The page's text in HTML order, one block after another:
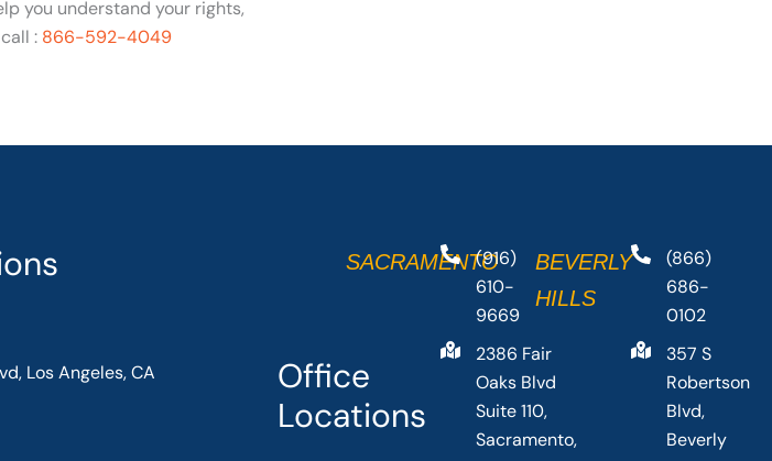
you understand your rights,
: 866-592-4049
Los Angeles, CA
Office
Locations
SACRAMENTO(916)
610-
9669
2386 Fair
Oaks Blvd
Suite 110,
Sacramento,
BEVERLY
HILLS
(866)
686-
0102
357 S
Robertson
Blvd,
Beverly